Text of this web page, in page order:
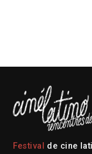
Festival de cine